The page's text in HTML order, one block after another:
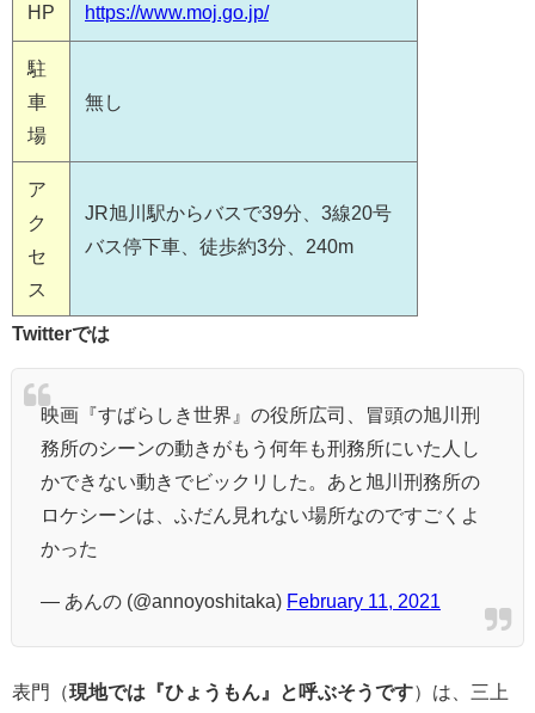
HP https://www.moj.go.jp/
駐
車
場
無し
ア
ク
セ
ス
JR旭川駅からバスで39分、3線20号
バス停下車、徒歩約3分、240m
Twitterでは
映画『すばらしき世界』の役所広司、冒頭の旭川刑
務所のシーンの動きがもう何年も刑務所にいた人し
かできない動きでビックリした。あと旭川刑務所の
ロケシーンは、ふだん見れない場所なのですごくよ
かった
— あんの (@annoyoshitaka) February 11, 2021
表門（現地では『ひょうもん』と呼ぶそうです）は、三上